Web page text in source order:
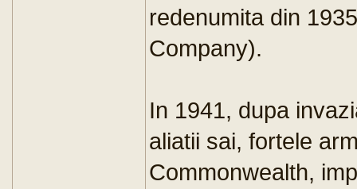
redenumita din
Company).
In 1941, dupa
aliatii sai, fortele
Commonwealth,